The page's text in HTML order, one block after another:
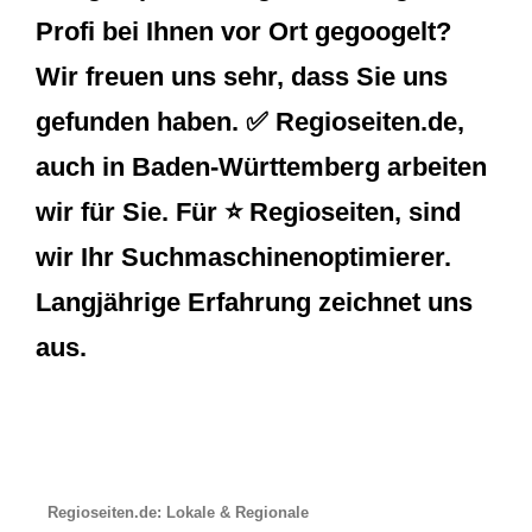
Profi bei Ihnen vor Ort gegoogelt?
Wir freuen uns sehr, dass Sie uns
gefunden haben. ✅ Regioseiten.de,
auch in Baden-Württemberg arbeiten
wir für Sie. Für ⭐ Regioseiten, sind
wir Ihr Suchmaschinenoptimierer.
Langjährige Erfahrung zeichnet uns
aus.
Regioseiten.de: Lokale & Regionale